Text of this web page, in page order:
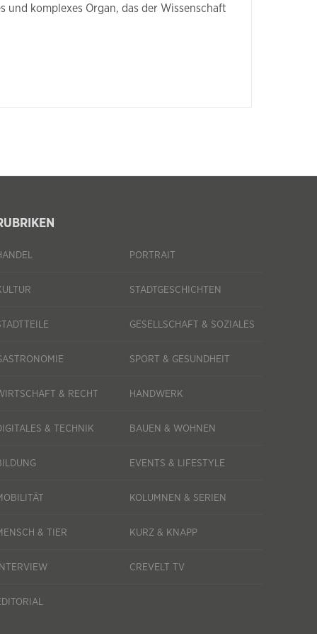
und komplexes Organ, das der Wissenschaft
PORTRAIT
STADTGESCHICHTEN
GESELLSCHAFT & SOZIALES
SPORT & GESUNDHEIT
& RECHT HANDWERK
& TECHNIK BAUEN & WOHNEN
EVENTS & LIFESTYLE
KOLUMNEN & SERIEN
& TIER KURZ & KNAPP
INTERVIEW CREVELT TV